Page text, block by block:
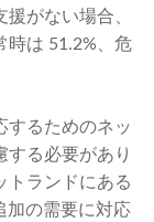
がない場合、
時は 51.2%、危
するためのネッ
する必要があり
トランドにある
加の需要に対応